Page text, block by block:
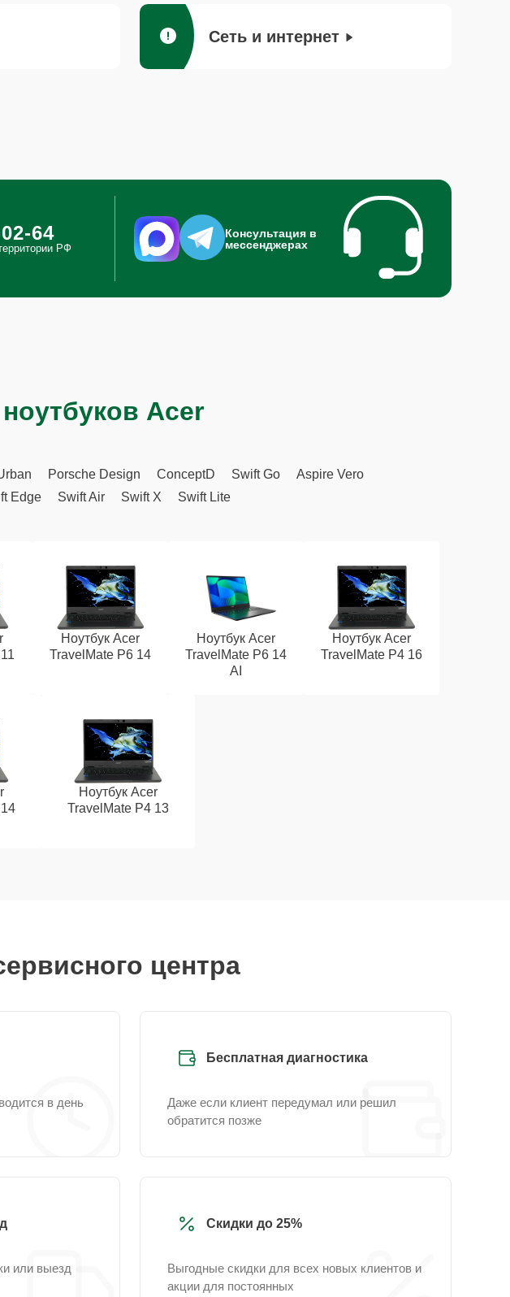
Сеть и интернет
64
РФ
Консультация в
мессенджерах
ноутбуков Acer
Porsche Design ConceptD Swift Go
Aspire Vero
Edge Swift Air Swift X Swift Lite
Ноутбук Acer
TravelMate P6 14
Ноутбук Acer
TravelMate P6 14
AI
Ноутбук Acer
TravelMate P4 16
Ноутбук Acer
TravelMate P4 13
центра
в день
Бесплатная диагностика
Даже если клиент передумал или решил
обратится позже
или выезд
Скидки до 25%
Выгодные скидки для всех новых клиентов и
акции для постоянных